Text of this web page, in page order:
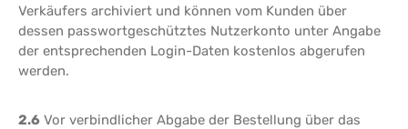
Verkäufers archiviert und können vom Kunden über
dessen passwortgeschütztes Nutzerkonto unter Angabe
der entsprechenden Login-Daten kostenlos abgerufen
werden.
2.6 Vor verbindlicher Abgabe der Bestellung über das